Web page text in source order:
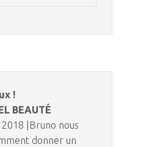
!
BEAUTÉ
|Bruno nous
donner un